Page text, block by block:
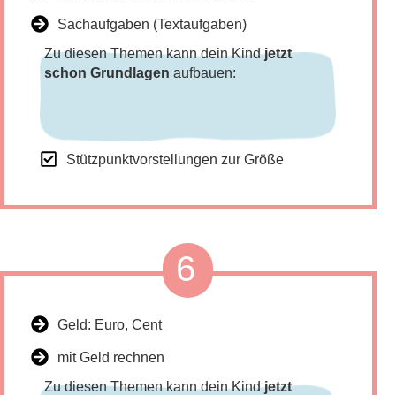
Sachaufgaben (Textaufgaben)
Zu diesen Themen kann dein Kindjetzt
schon Grundlagen aufbauen:
Stützpunktvorstellungen zur Größe
6
Geld: Euro, Cent
mit Geld rechnen
Zu diesen Themen kann dein Kindjetzt